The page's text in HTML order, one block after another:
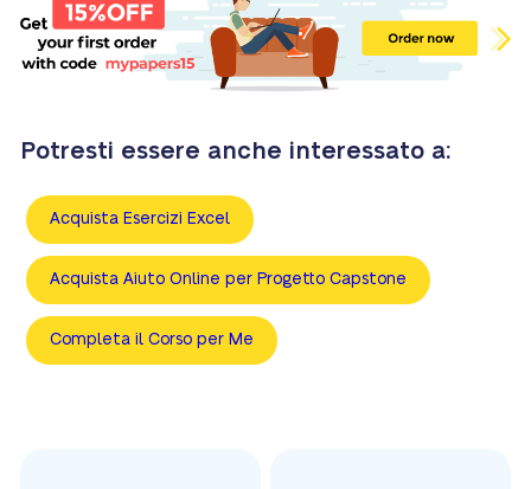
Potresti essere anche interessato a:
Acquista Esercizi Excel
Acquista Aiuto Online per Progetto Capstone
Completa il Corso per Me